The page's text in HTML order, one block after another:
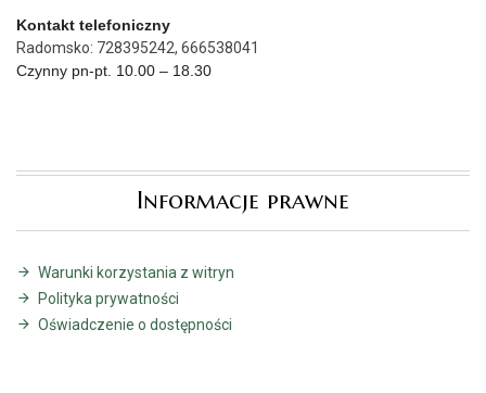
Kontakt telefoniczny
Radomsko: 728395242, 666538041
Czynny pn-pt. 10.00 – 18.30
Informacje prawne
Warunki korzystania z witryn
Polityka prywatności
Oświadczenie o dostępności